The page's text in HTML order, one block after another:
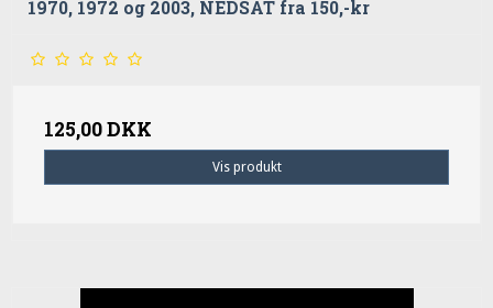
1970, 1972 og 2003, NEDSAT fra 150,-kr
125,00 DKK
Vis produkt